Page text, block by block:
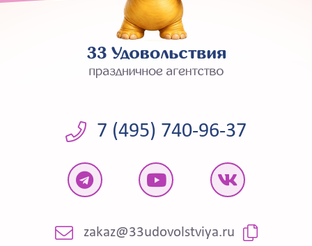
7 (495) 740-96-37
zakaz@33udovolstviya.ru